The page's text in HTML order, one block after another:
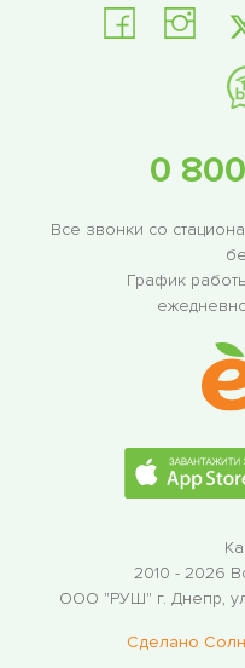
0
Все звонки со
График
2010 - 2026
ООО "РУШ" г. Днепр,
Сделано